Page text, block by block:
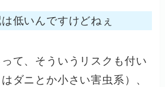
低いんですけどねぇ
て、そういうリスクも付い
ダニとか小さい害虫系）、